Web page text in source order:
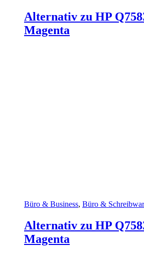
Alternativ zu HP
Magenta
Büro & Business, Büro &
Alternativ zu HP
Magenta